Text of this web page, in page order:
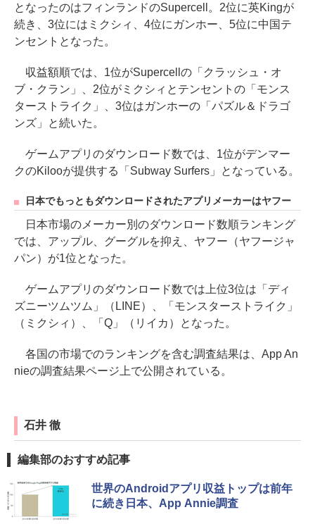
となったのはフィンランドのSupercell。2位に英Kingが
続き、3位にはミクシィ、4位にガンホー、5位に中国テ
ンセントとなった。
収益額順では、1位がSupercellの「クラッシュ・オ
ブ・クラン」、2位がミクシィとテンセントの「モンス
ターストライク」、3位はガンホーの「パズル＆ドラゴ
ンズ」と続いた。
ゲームアプリのダウンロード数では、1位がデンマー
クのKilooが提供する「Subway Surfers」となっている。
日本でもっともダウンロードされたアプリメーカーはヤフー
日本市場のメーカー別のダウンロード数順ランキング
では、アップル、グーグルを抑え、ヤフー（ヤフージャ
パン）が1位となった。
ゲームアプリのダウンロード数では上位3位は「ディ
ズニーツムツム」（LINE）、「モンスターストライク」
（ミクシィ）、「Q」（リイカ）となった。
各国の市場でのランキングを含む調査結果は、App An
nieの調査結果ページ上で公開されている。
石井 徹
編集部のおすすめ記事
世界のAndroidアプリ収益トップは前年
に続き日本、App Annie調査